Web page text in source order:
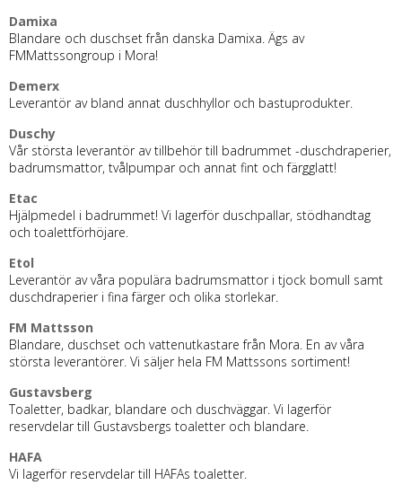
Damixa
Blandare och duschset från danska Damixa. Ägs av
FMMattssongroup i Mora!
Demerx
Leverantör av bland annat duschhyllor och bastuprodukter.
Duschy
Vår största leverantör av tillbehör till badrummet -duschdraperier,
badrumsmattor, tvålpumpar och annat fint och färgglatt!
Etac
Hjälpmedel i badrummet! Vi lagerför duschpallar, stödhandtag
och toalettförhöjare.
Etol
Leverantör av våra populära badrumsmattor i tjock bomull samt
duschdraperier i fina färger och olika storlekar.
FM Mattsson
Blandare, duschset och vattenutkastare från Mora. En av våra
största leverantörer. Vi säljer hela FM Mattssons sortiment!
Gustavsberg
Toaletter, badkar, blandare och duschväggar. Vi lagerför
reservdelar till Gustavsbergs toaletter och blandare.
HAFA
Vi lagerför reservdelar till HAFAs toaletter.